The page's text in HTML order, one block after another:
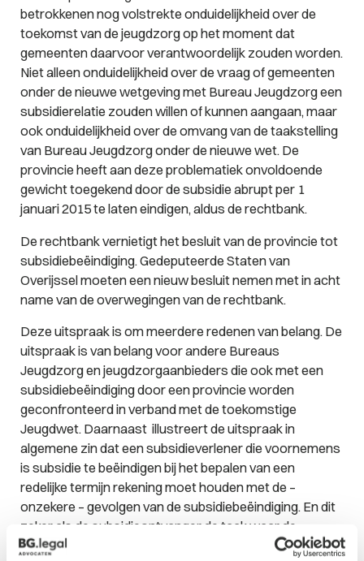
betrokkenen nog volstrekte onduidelijkheid over de
toekomst van de jeugdzorg op het moment dat
gemeenten daarvoor verantwoordelijk zouden worden.
Niet alleen onduidelijkheid over de vraag of gemeenten
onder de nieuwe wetgeving met Bureau Jeugdzorg een
subsidierelatie zouden willen of kunnen aangaan, maar
ook onduidelijkheid over de omvang van de taakstelling
van Bureau Jeugdzorg onder de nieuwe wet. De
provincie heeft aan deze problematiek onvoldoende
gewicht toegekend door de subsidie abrupt per 1
januari 2015 te laten eindigen, aldus de rechtbank.
De rechtbank vernietigt het besluit van de provincie tot
subsidiebeëindiging. Gedeputeerde Staten van
Overijssel moeten een nieuw besluit nemen met in acht
name van de overwegingen van de rechtbank.
Deze uitspraak is om meerdere redenen van belang. De
uitspraak is van belang voor andere Bureaus
Jeugdzorg en jeugdzorgaanbieders die ook met een
subsidiebeëindiging door een provincie worden
geconfronteerd in verband met de toekomstige
Jeugdwet. Daarnaast illustreert de uitspraak in
algemene zin dat een subsidieverlener die voornemens
is subsidie te beëindigen bij het bepalen van een
redelijke termijn rekening moet houden met de –
onzekere – gevolgen van de subsidiebeëindiging. En dit
zeker als de subsidieontvanger de taak waar de
subsidieverstrekking op toeziet ook na de stopzetting